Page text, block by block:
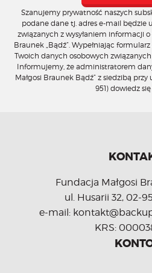
Szanujemy prywatność naszych
podane dane tj. adres e-mail będzie
związanych z wysyłaniem informacji o
Braunek „Bądź”. Wypełniając
Twoich danych osobowych
Informujemy, że administratorem
Małgosi Braunek Bądź” z siedzibą przy
951) dowiedz
Fundacja Małgosi
ul. Husarii 32, 02-
e-mail:
KRS: